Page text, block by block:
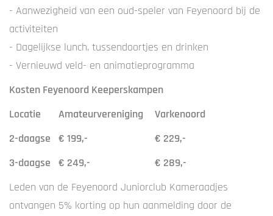
- Aanwezigheid van een oud-speler van Feyenoord bij de
activiteiten
- Dagelijkse lunch, tussendoortjes en drinken
- Vernieuwd veld- en animatieprogramma
Kosten Feyenoord Keeperskampen
Locatie
Amateurvereniging
Varkenoord
2-daagse
€ 199,-
€ 229,-
3-daagse
€ 249,-
€ 289,-
Leden van de Feyenoord Juniorclub Kameraadjes
ontvangen 5% korting op hun aanmelding door de